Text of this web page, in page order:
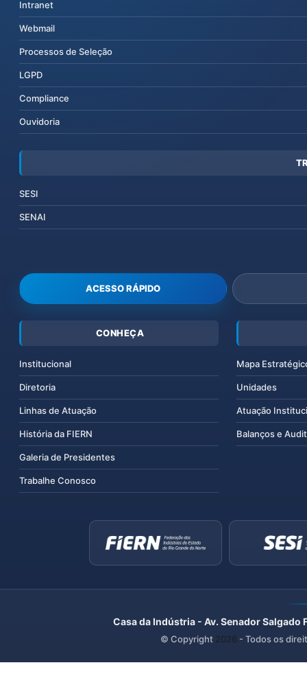
Intranet
Webmail
Processos de Seleção
LGPD
Compliance
Ouvidoria
SESI
SENAI
ACESSO RÁPIDO
CONHEÇA
Institucional
Diretoria
Linhas de Atuação
História da FIERN
Galeria de Presidentes
Trabalhe Conosco
Mapa
Unidades
Atuação
Balanços e
Casa da Indústria - Av. Senador
© Copyright 2026 - Todos os